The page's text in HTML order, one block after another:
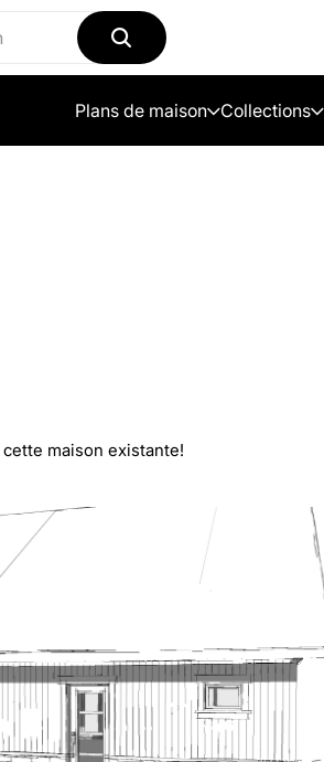
Plans de maison Collections
cette maison existante!